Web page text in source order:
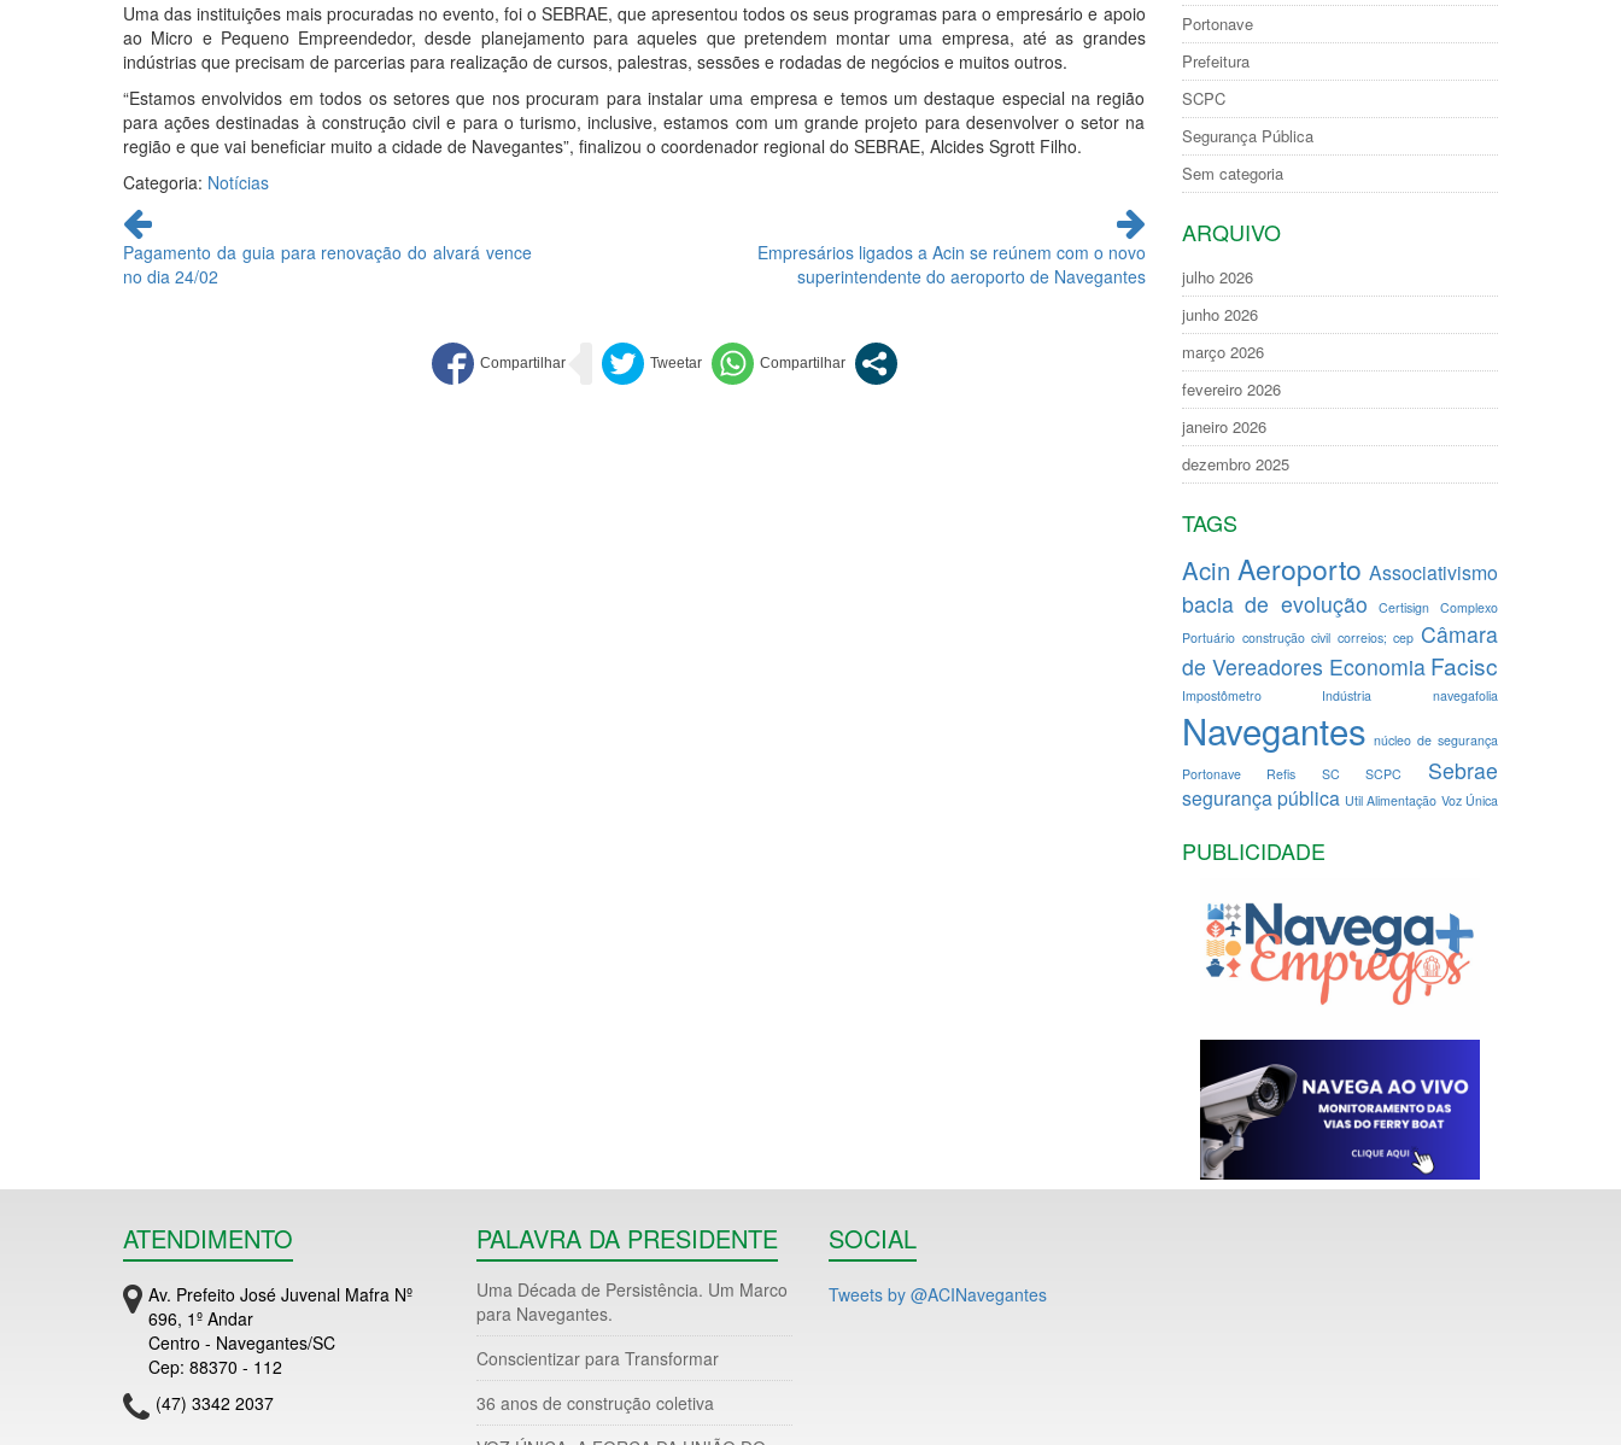
Uma das instituições mais procuradas no evento, foi o SEBRAE, que apresentou todos os seus programas para o empresário e apoio
ao Micro e Pequeno Empreendedor, desde planejamento para aqueles que pretendem montar uma empresa, até as grandes
indústrias que precisam de parcerias para realização de cursos, palestras, sessões e rodadas de negócios e muitos outros.
“Estamos envolvidos em todos os setores que nos procuram para instalar uma empresa e temos um destaque especial na região
para ações destinadas à construção civil e para o turismo, inclusive, estamos com um grande projeto para desenvolver o setor na
região e que vai beneficiar muito a cidade de Navegantes”, finalizou o coordenador regional do SEBRAE, Alcides Sgrott Filho.
Categoria: Notícias
Continue
lendo
Pagamento da guia para renovação do alvará vence
no dia 24/02
Empresários ligados a Acin se reúnem com o novo
superintendente do aeroporto de Navegantes
Portonave
Prefeitura
SCPC
Segurança Pública
Sem categoria
ARQUIVO
julho 2026
junho 2026
março 2026
fevereiro 2026
janeiro 2026
dezembro 2025
TAGS
Acin Aeroporto Associativismo
bacia de evolução Certisign Complexo
Portuário construção civil correios; cep Câmara
de Vereadores Economia Facisc
Impostômetro Indústria navegafolia
Navegantes núcleo de segurança
Portonave
Refis SC SCPC Sebrae
segurança pública Util Alimentação Voz Única
PUBLICIDADE
ATENDIMENTO
Av. Prefeito José Juvenal Mafra Nº
696, 1º Andar
Centro - Navegantes/SC
Cep: 88370 - 112
(47) 3342 2037
PALAVRA DA PRESIDENTE
Uma Década de Persistência. Um Marco
para Navegantes.
Conscientizar para Transformar
36 anos de construção coletiva
SOCIAL
Tweets by @ACINavegantes